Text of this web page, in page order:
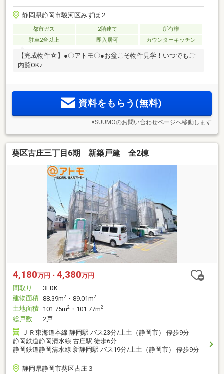
静岡県静岡市駿河区みずほ２
都市ガス 2階建て
所有権
駐車2台以上
即入居可 カウンターキッチン
【完成物件☆】●〇アトモ〇●お盆こそ物件見学！いつでもご
内覧OK♪
資料をもらう(無料)
※SUUMOのお問い合わせページへ移動します
葵区古庄三丁目6期 新築戸建 全2棟
4,180万円・ 4,380万円
間取り
3LDK
建物面積 88.39m2 ・89.01m2
土地面積 101.75m2 ・101.77m2
総戸数
2戸
ＪＲ東海道本線 静岡駅 バス23分/上土（静岡市） 停歩9分
静岡鉄道静岡清水線 古庄駅 徒歩6分
静岡鉄道静岡清水線 新静岡駅 バス19分/上土（静岡市） 停歩9分
静岡県静岡市葵区古庄３